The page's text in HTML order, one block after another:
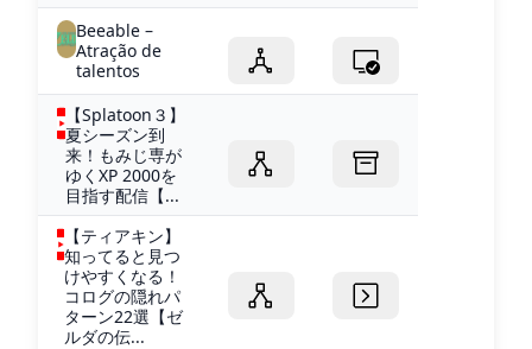
Beeable –
Atração de
talentos
【Splatoon３】
夏シーズン到
来！もみじ専が
ゆくXP 2000を
目指す配信【...
【ティアキン】
知ってると見つ
けやすくなる！
コログの隠れパ
ターン22選【ゼ
ルダの伝...